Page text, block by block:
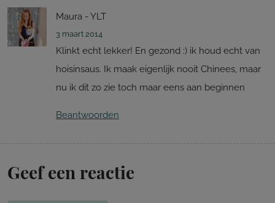
Maura - YLT
3 maart 2014
Klinkt echt lekker! En gezond :) ik houd echt van
hoisinsaus. Ik maak eigenlijk nooit Chinees, maar
nu ik dit zo zie toch maar eens aan beginnen
Beantwoorden
Geef een reactie